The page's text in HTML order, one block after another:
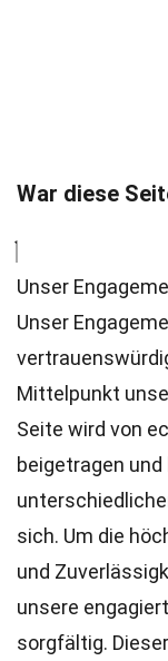
War diese
Unser
Unser
Mittelpunkt
Seite wird von
beigetragen und
sich. Um die
und
unsere
sorgfältig.